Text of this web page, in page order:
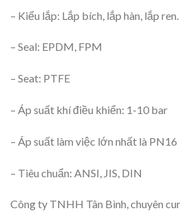
– Kiểu lắp: Lắp bích, lắp hàn, lắp ren.
– Seal: EPDM, FPM
– Seat: PTFE
– Áp suất khí điều khiển: 1-10 bar
– Áp suất làm việc lớn nhất là PN16
– Tiêu chuẩn: ANSI, JIS, DIN
Công ty TNHH Tân Bình, chuyên